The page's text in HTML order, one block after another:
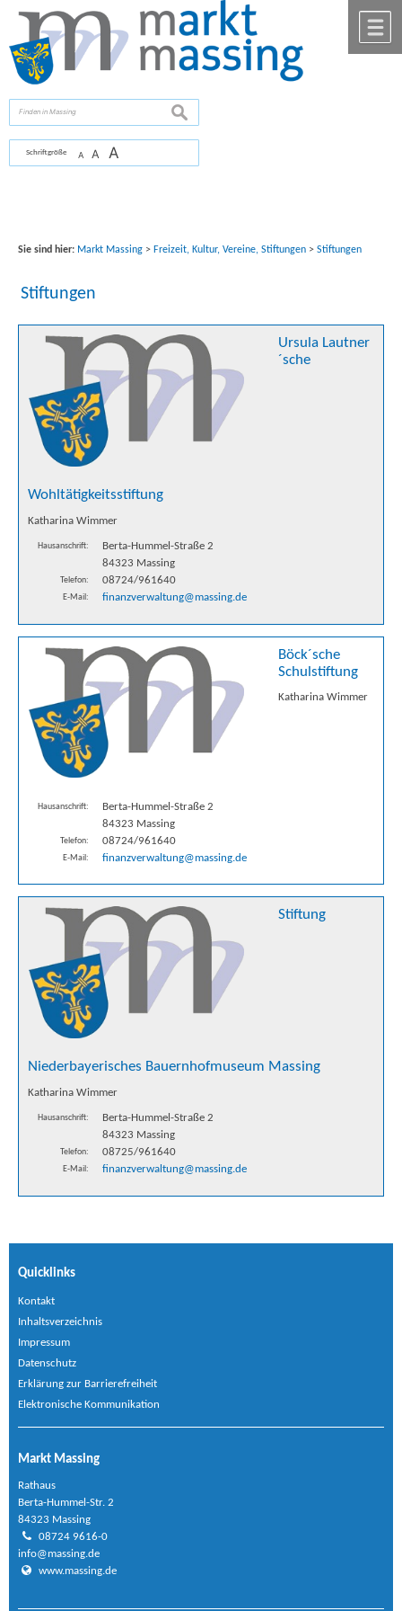
springen.
Schriftgröße A A A
suchen
Sie sind hier: Markt Massing> Freizeit, Kultur, Vereine, Stiftungen> Stiftungen
Stiftungen
Ursula Lautner
´sche
Wohltätigkeitsstiftung
Katharina Wimmer
Hausanschrift:
Berta-Hummel-Straße 2
84323 Massing
Telefon: 08724/961640
E-Mail: finanzverwaltung@massing.de
Böck´sche
Schulstiftung
Katharina Wimmer
Hausanschrift:
Berta-Hummel-Straße 2
84323 Massing
Telefon: 08724/961640
E-Mail: finanzverwaltung@massing.de
Stiftung
Niederbayerisches Bauernhofmuseum Massing
Katharina Wimmer
Hausanschrift:
Berta-Hummel-Straße 2
84323 Massing
Telefon: 08725/961640
E-Mail: finanzverwaltung@massing.de
Quicklinks
Kontakt
Inhaltsverzeichnis
Impressum
Datenschutz
Erklärung zur Barrierefreiheit
Elektronische Kommunikation
Markt Massing
Rathaus
Berta-Hummel-Str. 2
84323 Massing
08724 9616-0
info@massing.de
www.massing.de